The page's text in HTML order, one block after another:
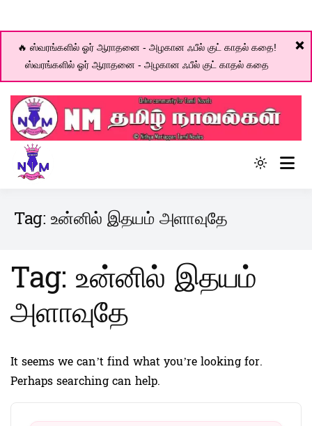
❌
🔥 ஸ்வரங்களில் ஓர் ஆராதனை - அழகான ஃபீல் குட் காதல் கதை!
ஸ்வரங்களில் ஓர் ஆராதனை - அழகான ஃபீல் குட் காதல் கதை
Skip
content
Light
Tag:உன்னில் இதயம் அளாவுதே
Tag:உன்னில் இதயம்
அளாவுதே
It seems we can’t find what you’re looking for.
Perhaps searching can help.